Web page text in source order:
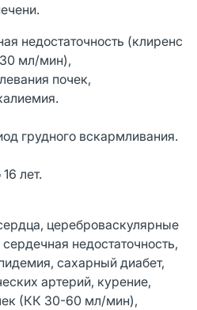
недостаточность (клиренс
мл/мин),
почек,
грудного вскармливания.
лет.
цереброваскулярные
недостаточность,
сахарный диабет,
артерий, курение,
(КК 30-60 мл/мин),